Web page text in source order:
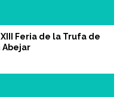
Feria de la Trufa de
Abejar